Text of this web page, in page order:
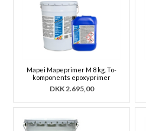
Mapei Mapeprimer M 8 kg. To-
komponents epoxyprimer
DKK2.695,00